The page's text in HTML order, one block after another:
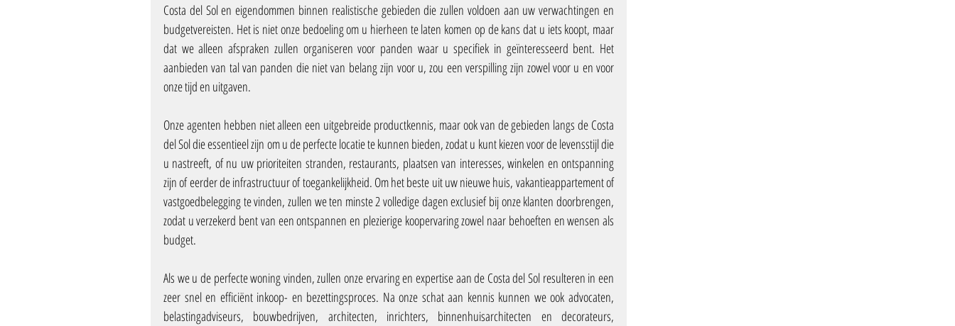
Costa del Sol en eigendommen binnen realistische gebieden die zullen voldoen aan uw verwachtingen en
budgetvereisten. Het is niet onze bedoeling om u hierheen te laten komen op de kans dat u iets koopt, maar
dat we alleen afspraken zullen organiseren voor panden waar u specifiek in geïnteresseerd bent. Het
aanbieden van tal van panden die niet van belang zijn voor u, zou een verspilling zijn zowel voor u en voor
onze tijd en uitgaven.
Onze agenten hebben niet alleen een uitgebreide productkennis, maar ook van de gebieden langs de Costa
del Sol die essentieel zijn om u de perfecte locatie te kunnen bieden, zodat u kunt kiezen voor de levensstijl die
u nastreeft, of nu uw prioriteiten stranden, restaurants, plaatsen van interesses, winkelen en ontspanning
zijn of eerder de infrastructuur of toegankelijkheid. Om het beste uit uw nieuwe huis, vakantieappartement of
vastgoedbelegging te vinden, zullen we ten minste 2 volledige dagen exclusief bij onze klanten doorbrengen,
zodat u verzekerd bent van een ontspannen en plezierige koopervaring zowel naar behoeften en wensen als
budget.
Als we u de perfecte woning vinden, zullen onze ervaring en expertise aan de Costa del Sol resulteren in een
zeer snel en efficiënt inkoop- en bezettingsproces. Na onze schat aan kennis kunnen we ook advocaten,
belastingadviseurs, bouwbedrijven, architecten, inrichters, binnenhuisarchitecten en decorateurs,